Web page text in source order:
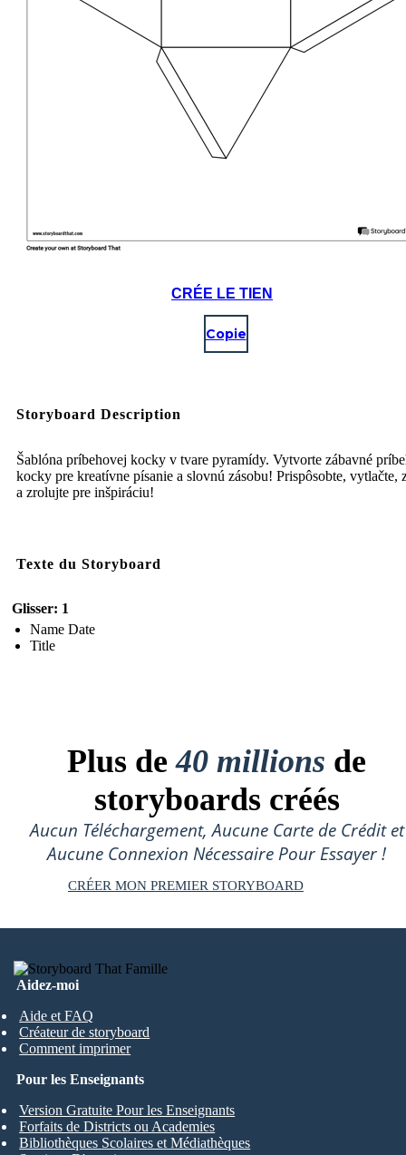
CRÉE LE TIEN
Copie
Storyboard Description
Šablóna príbehovej kocky v tvare pyramídy. Vytvorte zábavné
kocky pre kreatívne písanie a slovnú zásobu! Prispôsobte, vytlačte,
a zrolujte pre inšpiráciu!
Texte du Storyboard
Glisser: 1
Name Date
Title
Plus de40 millions de
storyboards créés
Aucun Téléchargement, Aucune Carte de Crédit et
Aucune Connexion Nécessaire Pour Essayer !
CRÉER MON PREMIER STORYBOARD
Aidez-moi
Aide et FAQ
Créateur de storyboard
Comment imprimer
Pour les Enseignants
Version Gratuite Pour les Enseignants
Forfaits de Districts ou Academies
Bibliothèques Scolaires et Médiathèques